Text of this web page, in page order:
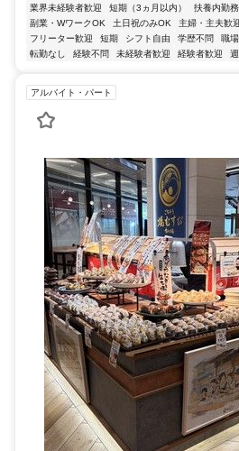
業界未経験者歓迎 短期（3ヵ月以内） 扶養内勤
副業・WワークOK
土日祝のみOK 主婦・主夫歓
フリーター歓迎
短期 シフト自由 学歴不問 職場
転勤なし
経験不問 未経験者歓迎 経験者歓迎
アルバイト・パート